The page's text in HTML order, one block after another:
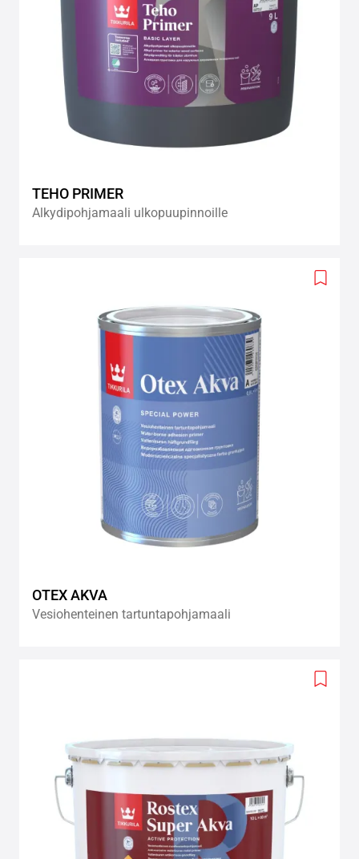
TEHO PRIMER
Alkydipohjamaali ulkopuupinnoille
Add
OTEX AKVA
Vesiohenteinen tartuntapohjamaali
Add